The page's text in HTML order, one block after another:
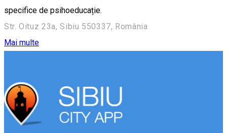
specifice de psihoeducație.
Str. Oituz 23a, Sibiu 550337, România
Mai multe